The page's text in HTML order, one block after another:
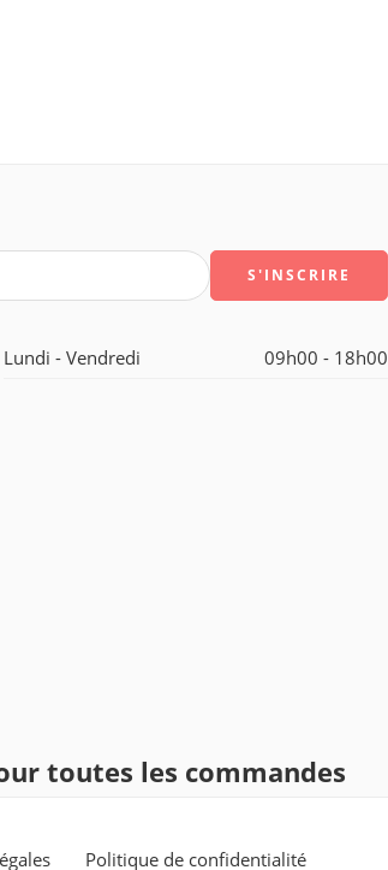
Lundi - Vendredi 09h00 - 18h00
toutes les commandes
Politique de confidentialité